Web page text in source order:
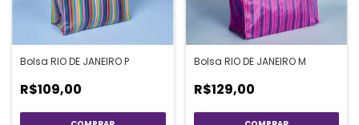
Bolsa RIO DE JANEIRO P
R$109,00
Bolsa RIO DE JANEIRO M
R$129,00